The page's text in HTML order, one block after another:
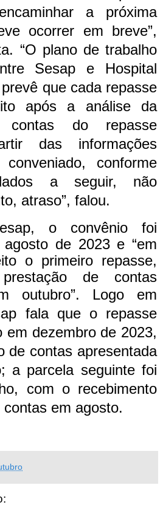
a próxima
ocorrer em breve”,
“O plano de trabalho
Sesap e Hospital
que cada repasse
após a análise da
contas do repasse
das informações
conforme
a seguir, não
atraso”, falou.
o convênio foi
de 2023 e “em
o primeiro repasse,
de contas
outubro”. Logo em
fala que o repasse
em dezembro de 2023,
de contas apresentada
a parcela seguinte foi
com o recebimento
em agosto.